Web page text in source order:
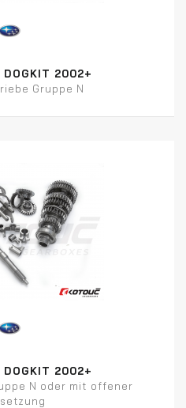
DOGKIT 2002+
Gruppe N
DOGKIT 2002+
N oder mit offener